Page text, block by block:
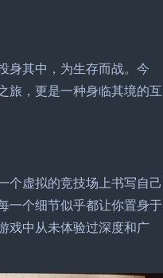
身其中，为生存而战。今
旅，更是一种身临其境的互
个虚拟的竞技场上书写自己
一个细节似乎都让你置身于
戏中从未体验过深度和广